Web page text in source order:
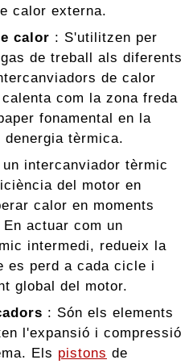
calor externa.
calor : S'utilitzen per
de treball als diferents
de calor
com la zona freda
fonamental en la
tèrmica.
intercanviador tèrmic
del motor en
calor en moments
actuar com un
intermedi, redueix la
es perd a cada cicle i
global del motor.
: Són els elements
l'expansió i compressió
Els pistons de